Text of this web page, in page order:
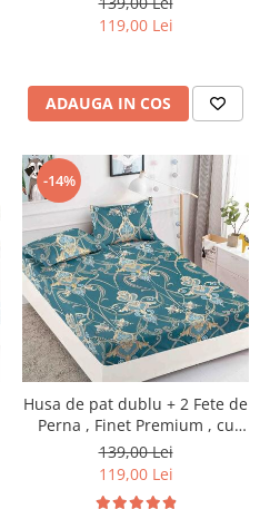
119,00 Lei
ADAUGA IN COS
-14%
Husa de pat dublu + 2 Fete de
Perna , Finet Premium , cu
elastic , HP50
139,00 Lei
119,00 Lei